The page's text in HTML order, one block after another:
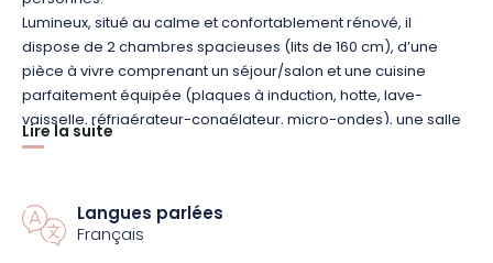
Lumineux, situé au calme et confortablement rénové, il
dispose de 2 chambres spacieuses (lits de 160 cm), d’une
pièce à vivre comprenant un séjour/salon et une cuisine
parfaitement équipée (plaques à induction, hotte, lave-
vaisselle, réfrigérateur-congélateur, micro-ondes), une salle
d’eau avec douche à l’Italienne et 2 WC séparés.
Caution exigée. Forfait ménage proposé 50 €. Durée min.
location 3 nuits.
Lire la suite
Langues parlées
Français